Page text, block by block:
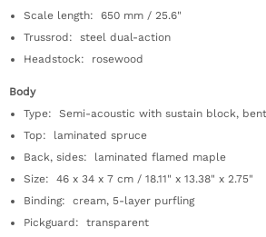
Scale length: 650 mm / 25.6"
Trussrod: steel dual-action
Headstock: rosewood
Body
Type: Semi-acoustic with sustain block,
Top: laminated spruce
Back, sides: laminated flamed maple
Size: 46 x 34 x 7 cm / 18.11" x 13.38" x 2.75"
Binding: cream, 5-layer purfling
Pickguard: transparent